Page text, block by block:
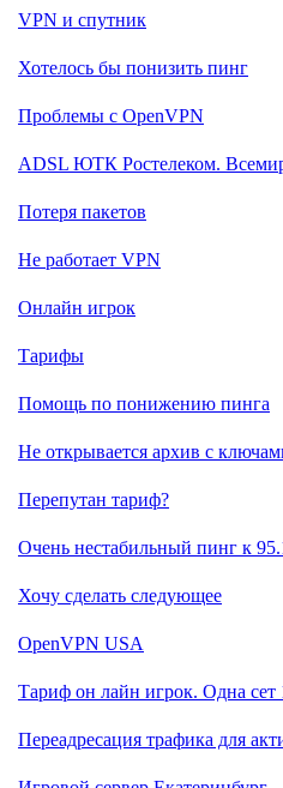
VPN и спутник
Хотелось бы понизить пинг
Проблемы с OpenVPN
ADSL ЮТК Ростелеком.
Потеря пакетов
Не работает VPN
Онлайн игрок
Тарифы
Помощь по понижению пинга
Не открывается архив с
Перепутан тариф?
Очень нестабильный пинг к
Хочу сделать следующее
OpenVPN USA
Тариф он лайн игрок. Одна сет
Переадресация трафика для